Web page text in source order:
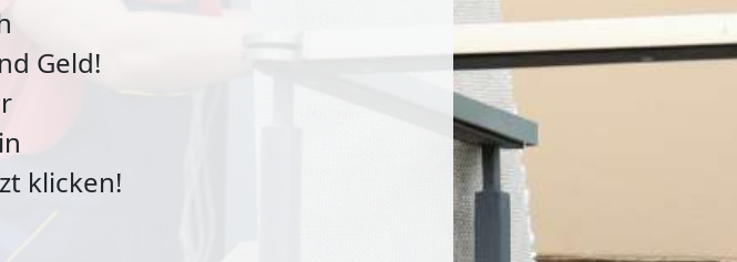
Geld!
klicken!